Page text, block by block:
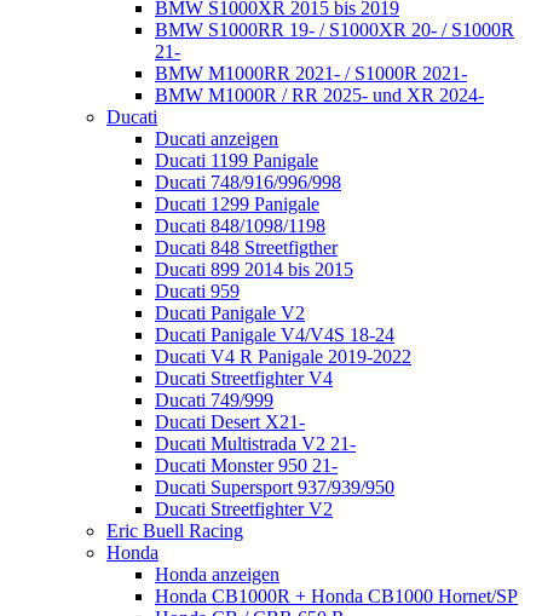
BMW S1000XR 2015 bis 2019
BMW S1000RR 19- / S1000XR 20- / S1000R
21-
BMW M1000RR 2021- / S1000R 2021-
BMW M1000R / RR 2025- und XR 2024-
Ducati
Ducati anzeigen
Ducati 1199 Panigale
Ducati 748/916/996/998
Ducati 1299 Panigale
Ducati 848/1098/1198
Ducati 848 Streetfigther
Ducati 899 2014 bis 2015
Ducati 959
Ducati Panigale V2
Ducati Panigale V4/V4S 18-24
Ducati V4 R Panigale 2019-2022
Ducati Streetfighter V4
Ducati 749/999
Ducati Desert X21-
Ducati Multistrada V2 21-
Ducati Monster 950 21-
Ducati Supersport 937/939/950
Ducati Streetfighter V2
Eric Buell Racing
Honda
Honda anzeigen
Honda CB1000R + Honda CB1000 Hornet/SP